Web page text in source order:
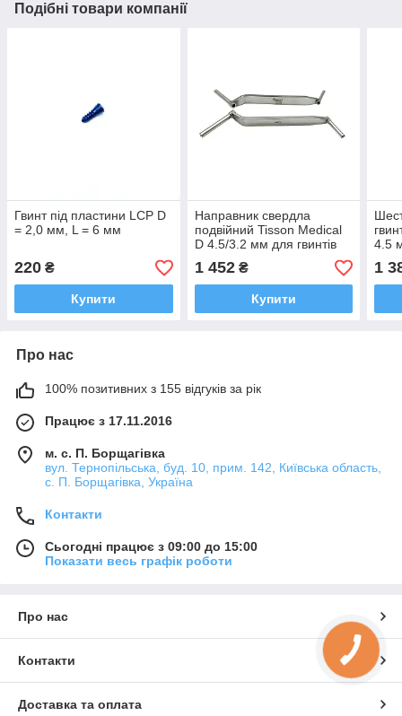
Подібні товари компанії
Гвинт під пластини LCP D
= 2,0 мм, L = 6 мм
220 ₴
Купити
Направник свердла
подвійний Tisson Medical
D 4.5/3.2 мм для гвинтів
4,5 мм
1 452₴
Купити
4.5
1
Про нас
100% позитивних з 155 відгуків за рік
Працює з 17.11.2016
м. с. П. Борщагівка
вул. Тернопільська, буд. 10, прим. 142, Київська область,
с. П. Борщагівка, Україна
Контакти
Сьогодні працює з 09:00 до 15:00
Показати весь графік роботи
Про нас
Контакти
Доставка та оплата